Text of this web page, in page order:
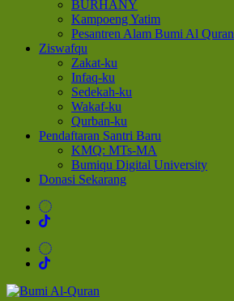
BURHANY
Kampoeng Yatim
Pesantren Alam Bumi Al Quran
Ziswafqu
Zakat-ku
Infaq-ku
Sedekah-ku
Wakaf-ku
Qurban-ku
Pendaftaran Santri Baru
KMQ: MTs-MA
Bumiqu Digital University
Donasi Sekarang